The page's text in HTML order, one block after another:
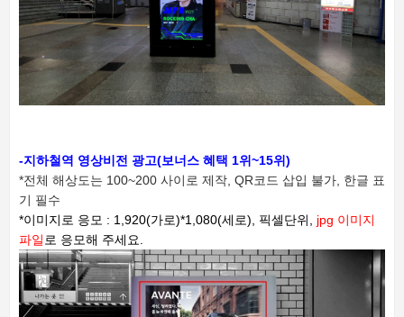
-지하철역 영상비전 광고(보너스 혜택 1위~15위)
*전체 해상도는 100~200 사이로 제작, QR코드 삽입 불가, 한글 표
기 필수
*이미지로 응모 : 1,920(가로)*1,080(세로), 픽셀단위, jpg 이미지
파일 로 응모해 주세요.